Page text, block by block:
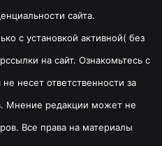
сайта.
с установкой активной( без
на сайт. Ознакомьтесь с
несет ответственности за
Мнение редакции может не
Все права на материалы